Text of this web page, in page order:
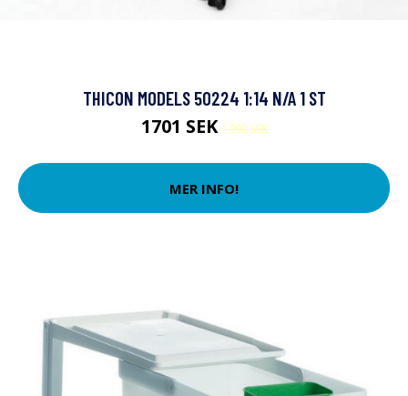
THICON MODELS 50224 1:14 N/A 1 ST
1701 SEK1990 SEK
MER INFO!